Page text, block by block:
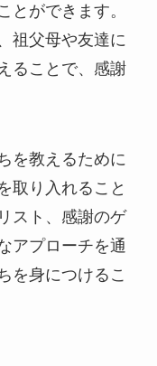
とができます。
祖父母や友達に
ることで、感謝
を教えるために
取り入れること
スト、感謝のゲ
アプローチを通
を身につけるこ